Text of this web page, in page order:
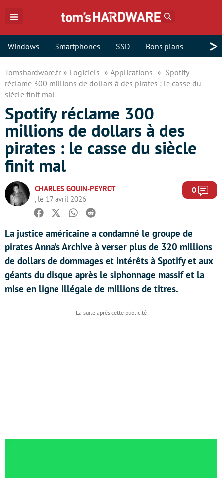
Windows Smartphones SSD Bons plans >
Tomshardware.fr Logiciels Applications
Spotify
réclame 300 millions de dollars à des pirates : le casse du
siècle finit mal
Spotify réclame 300
millions de dollars à des
pirates : le casse du siècle
finit mal
CHARLES GOUIN-PEYROT
, le 17 avril 2026
0
Facebook
TwitterWhatsapp
Reddit
La justice américaine a condamné le groupe de
pirates Anna’s Archive à verser plus de 320 millions
de dollars de dommages et intérêts à Spotify et aux
géants du disque après le siphonnage massif et la
mise en ligne illégale de millions de titres.